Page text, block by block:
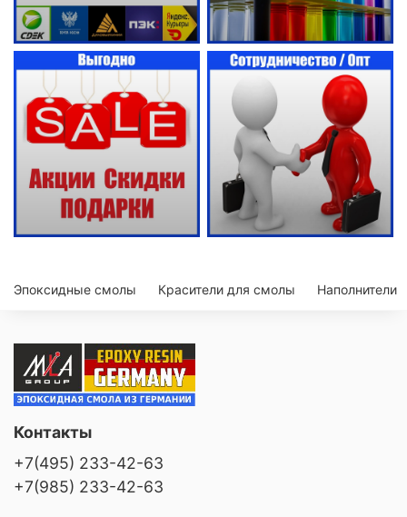
Эпоксидные смолы Красители для смолы Наполнители
Контакты
+7(495) 233-42-63
+7(985) 233-42-63